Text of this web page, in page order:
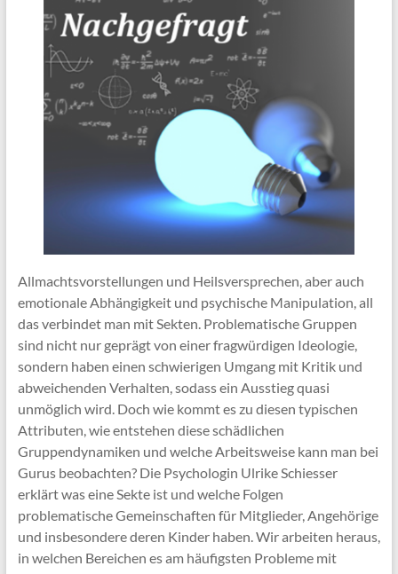
Allmachtsvorstellungen und Heilsversprechen, aber auch
emotionale Abhängigkeit und psychische Manipulation, all
das verbindet man mit Sekten. Problematische Gruppen
sind nicht nur geprägt von einer fragwürdigen Ideologie,
sondern haben einen schwierigen Umgang mit Kritik und
abweichenden Verhalten, sodass ein Ausstieg quasi
unmöglich wird. Doch wie kommt es zu diesen typischen
Attributen, wie entstehen diese schädlichen
Gruppendynamiken und welche Arbeitsweise kann man bei
Gurus beobachten? Die Psychologin Ulrike Schiesser
erklärt was eine Sekte ist und welche Folgen
problematische Gemeinschaften für Mitglieder, Angehörige
und insbesondere deren Kinder haben. Wir arbeiten heraus,
in welchen Bereichen es am häufigsten Probleme mit